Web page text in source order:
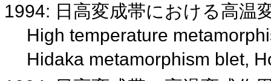
1994: 日高変成帯における高温
High temperature
Hidaka metamorphism blet,